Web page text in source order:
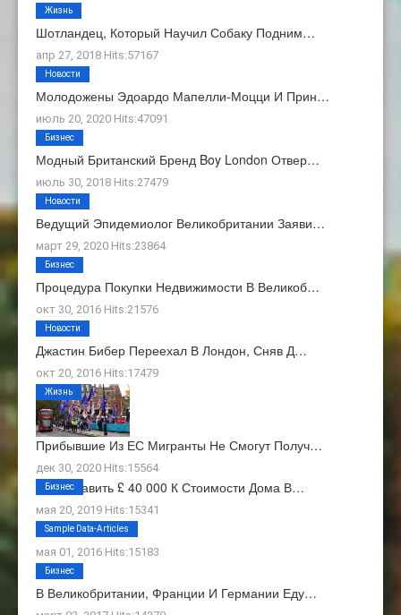
Шотландец, Который Научил Собаку Подним…
апр 27, 2018 Hits:57167
Жизнь
Молодожены Эдоардо Мапелли-Моцци И Прин…
июль 20, 2020 Hits:47091
Новости
Модный Британский Бренд Boy London Отвер…
июль 30, 2018 Hits:27479
Бизнес
Ведущий Эпидемиолог Великобритании Заяви…
март 29, 2020 Hits:23864
Новости
Процедура Покупки Недвижимости В Великоб…
окт 30, 2016 Hits:21576
Бизнес
Джастин Бибер Переехал В Лондон, Сняв Д…
окт 20, 2016 Hits:17479
Новости
Прибывшие Из ЕС Мигранты Не Смогут Получ…
дек 30, 2020 Hits:15564
Жизнь
Как Добавить £ 40 000 К Стоимости Дома В…
мая 20, 2019 Hits:15341
Бизнес
О Нас
мая 01, 2016 Hits:15183
Sample Data-Articles
В Великобритании, Франции И Германии Еду…
Бизнес